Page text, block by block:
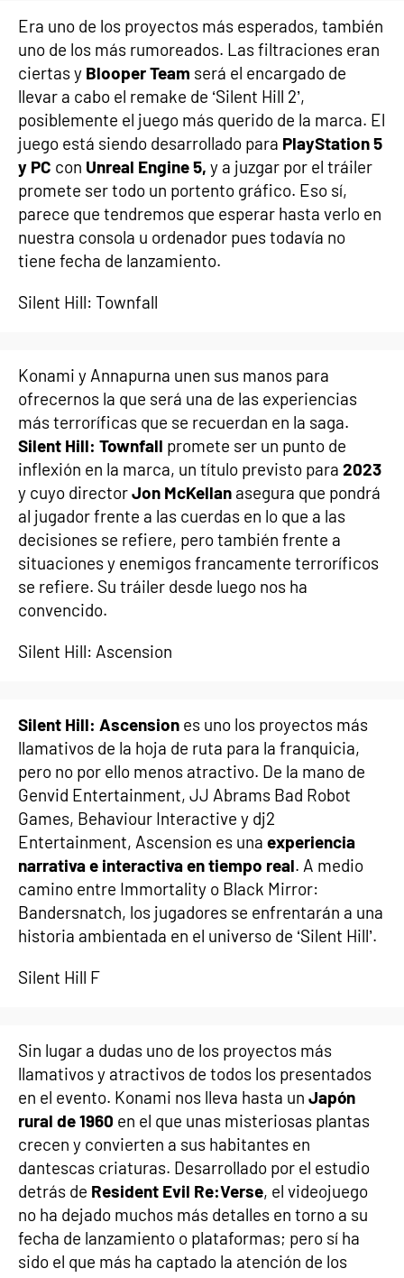
Era uno de los proyectos más esperados, también
uno de los más rumoreados. Las filtraciones eran
ciertas y Blooper Team será el encargado de
llevar a cabo el remake de ‘Silent Hill 2’,
posiblemente el juego más querido de la marca. El
juego está siendo desarrollado para PlayStation 5
y PC con Unreal Engine 5, y a juzgar por el tráiler
promete ser todo un portento gráfico. Eso sí,
parece que tendremos que esperar hasta verlo en
nuestra consola u ordenador pues todavía no
tiene fecha de lanzamiento.
Silent Hill: Townfall
Konami y Annapurna unen sus manos para
ofrecernos la que será una de las experiencias
más terroríficas que se recuerdan en la saga.
Silent Hill: Townfall promete ser un punto de
inflexión en la marca, un título previsto para 2023
y cuyo directorJon McKellan asegura que pondrá
al jugador frente a las cuerdas en lo que a las
decisiones se refiere, pero también frente a
situaciones y enemigos francamente terroríficos
se refiere. Su tráiler desde luego nos ha
convencido.
Silent Hill: Ascension
Silent Hill: Ascension es uno los proyectos más
llamativos de la hoja de ruta para la franquicia,
pero no por ello menos atractivo. De la mano de
Genvid Entertainment, JJ Abrams Bad Robot
Games, Behaviour Interactive y dj2
Entertainment, Ascension es una experiencia
narrativa e interactiva en tiempo real. A medio
camino entre Immortality o Black Mirror:
Bandersnatch, los jugadores se enfrentarán a una
historia ambientada en el universo de ‘Silent Hill’.
Silent Hill F
Sin lugar a dudas uno de los proyectos más
llamativos y atractivos de todos los presentados
en el evento. Konami nos lleva hasta un Japón
rural de 1960 en el que unas misteriosas plantas
crecen y convierten a sus habitantes en
dantescas criaturas. Desarrollado por el estudio
detrás de Resident Evil Re:Verse, el videojuego
no ha dejado muchos más detalles en torno a su
fecha de lanzamiento o plataformas; pero sí ha
sido el que más ha captado la atención de los